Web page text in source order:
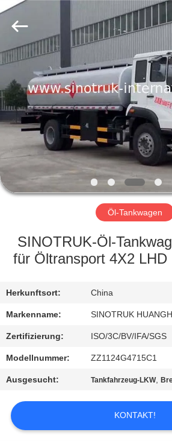
ZU
HAUSE
PRODUKTE
ÜBER
UNS
KONTAKT
MIT
UNS
UM
EIN
ANGEBOT
INTERNATIONAL
CO.,
LTD..
Reserved.
Öl-Tankwagen
SINOTRUK-Öl-
für Öltransport 4X2 LHD
Herkunftsort: China
Markenname: SINOTRUK
Zertifizierung: ISO/3C/BV/IFA/SGS
Modellnummer: ZZ1124G4715C1
Ausgesucht: Tankfahrzeug-LKW,
KONTAKT!